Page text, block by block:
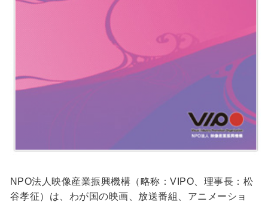
NPO法人映像産業振興機構（略称：VIPO、理事長：松
谷孝征）は、わが国の映画、放送番組、アニメーショ